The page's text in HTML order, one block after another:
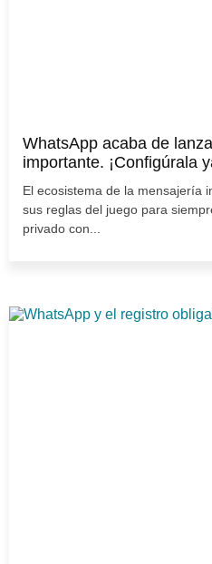
WhatsApp acaba de
importante. ¡Configúrala
El ecosistema de la mensajería
sus reglas del juego para
privado con...